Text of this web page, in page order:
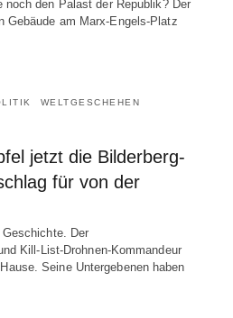
noch den Palast der Republik? Der
Gebäude am Marx-Engels-Platz
WELTGESCHEHEN
jetzt die Bilderberg-
für von der
Der
Kill-List-Drohnen-Kommandeur
Seine Untergebenen haben